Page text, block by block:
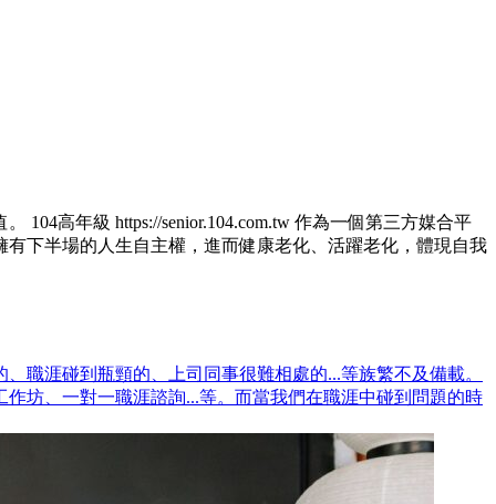
高年級 https://senior.104.com.tw 作為一個第三方媒合平
下半場的人生自主權，進而健康老化、活躍老化，體現自我
職涯碰到瓶頸的、上司同事很難相處的...等族繁不及備載。
坊、一對一職涯諮詢...等。而當我們在職涯中碰到問題的時